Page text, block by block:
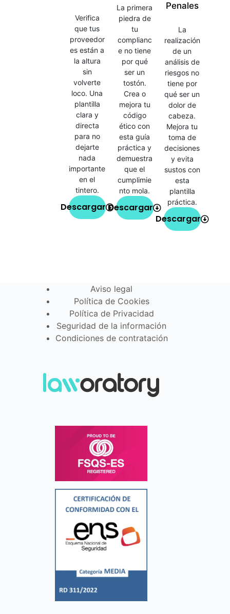
Verifica
que tus
proveedor
es están a
la altura
sin
volverte
loco. Una
plantilla
clara y
directa
para no
dejarte
nada
importante
en el
tintero.
Descargar
La primera
piedra de
tu
complianc
e no tiene
por qué
ser un
tostón.
Crea o
mejora tu
código
ético con
esta guía
práctica y
demuestra
que el
cumplimie
nto mola.
Descargar
Penales
La
realización
de un
análisis de
riesgos no
tiene por
qué ser un
dolor de
cabeza.
Mejora tu
toma de
decisiones
y evita
sustos con
esta
plantilla
práctica.
Descargar
Aviso legal
Política de Cookies
Política de Privacidad
Seguridad de la información
Condiciones de contratación